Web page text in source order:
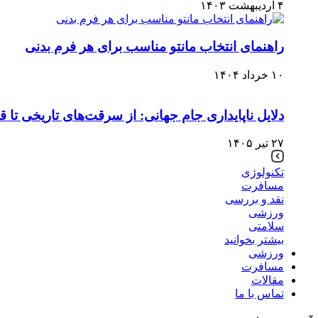
۴ اردیبهشت ۱۴۰۳
راهنمای انتخاب مانتو مناسب برای هر فرم بدنی
۱۰ خرداد ۱۴۰۴
دلایل ناپایداری جام جهانی: از سرقت‌های تاریخی تا
۲۷ تیر ۱۴۰۵
تکنولوژی
مسافرت
نقد و بررسی
ورزشی
سلامتی
بیشتر بخوانید
ورزشی
مسافرت
مقالات
تماس با ما